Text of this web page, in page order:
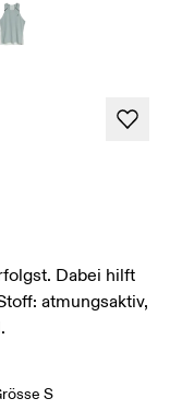
Dabei hilft
atmungsaktiv,
S